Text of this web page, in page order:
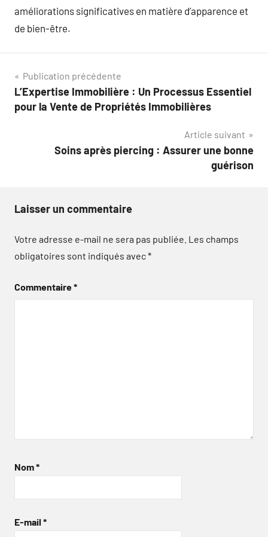
améliorations significatives en matière d’apparence et
de bien-être.
Navigation
de
Publication précédente
L’Expertise Immobilière : Un Processus Essentiel
pour la Vente de Propriétés Immobilières
Article suivant
Soins après piercing : Assurer une bonne
guérison
Laisser un commentaire
Votre adresse e-mail ne sera pas publiée. Les champs
obligatoires sont indiqués avec*
Commentaire*
Nom*
E-mail *